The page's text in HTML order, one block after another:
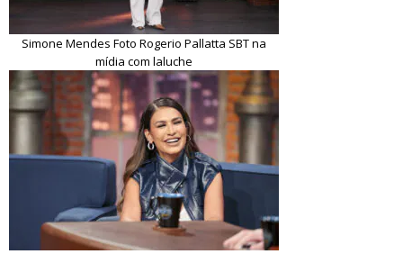
Simone Mendes Foto Rogerio Pallatta SBT na
mídia com laluche